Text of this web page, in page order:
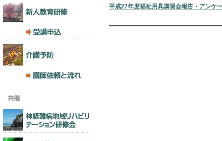
平成27年度福祉用具講習会報告・アンケ